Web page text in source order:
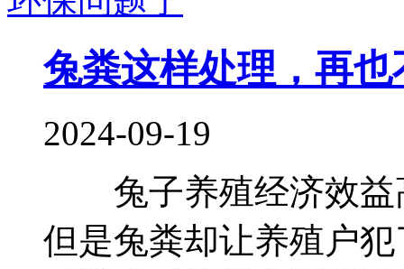
兔粪这样处理，再
2024-09-19
兔子养殖经济效益
但是兔粪却让养殖户